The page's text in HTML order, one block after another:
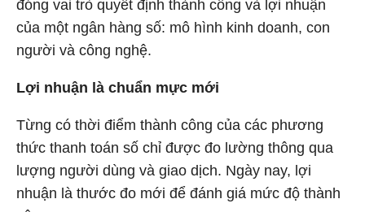
đóng vai trò quyết định thành công và lợi nhuận
của một ngân hàng số: mô hình kinh doanh, con
người và công nghệ.
Lợi nhuận là chuẩn mực mới
Từng có thời điểm thành công của các phương
thức thanh toán số chỉ được đo lường thông qua
lượng người dùng và giao dịch. Ngày nay, lợi
nhuận là thước đo mới để đánh giá mức độ thành